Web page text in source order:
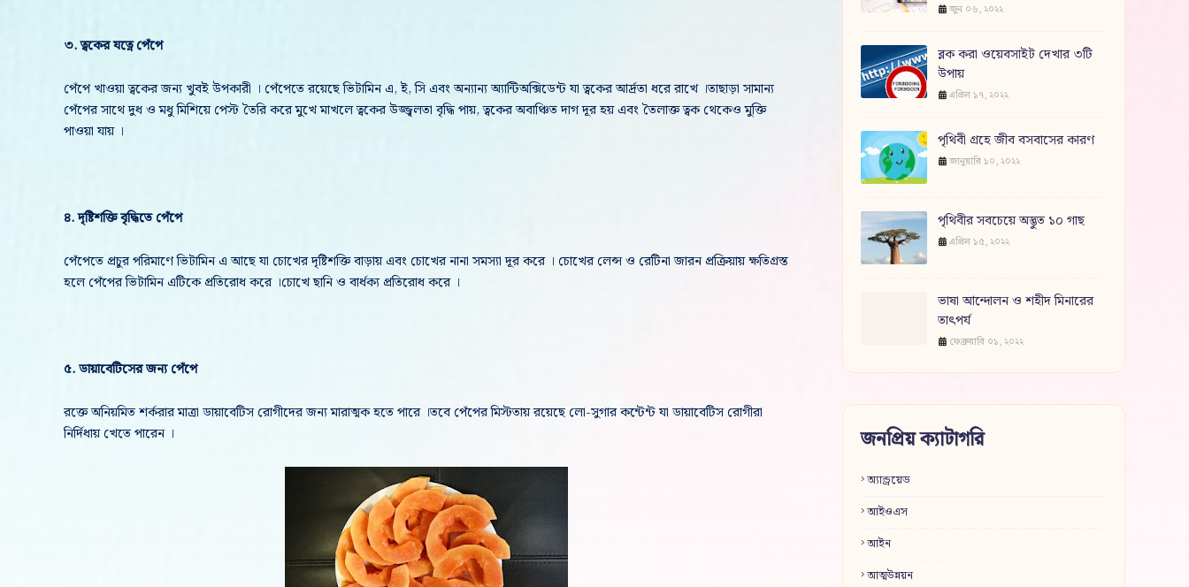
৩. ত্বকের যত্নে পেঁপে
পেঁপে খাওয়া ত্বকের জন্য খুবই উপকারী । পেঁপেতে রয়েছে ভিটামিন এ, ই, সি এবং অন্যান্য অ্যান্টিঅক্সিডেন্ট যা ত্বকের আর্দ্রতা ধরে রাখে ।তাছাড়া সামান্য
পেঁপের সাথে দুধ ও মধু মিশিয়ে পেস্ট তৈরি করে মুখে মাখলে ত্বকের উজ্জ্বলতা বৃদ্ধি পায়, ত্বকের অবাঞ্চিত দাগ দূর হয় এবং তৈলাক্ত ত্বক থেকেও মুক্তি
পাওয়া যায় ।
৪. দৃষ্টিশক্তি বৃদ্ধিতে পেঁপে
পেঁপেতে প্রচুর পরিমাণে ভিটামিন এ আছে যা চোখের দৃষ্টিশক্তি বাড়ায় এবং চোখের নানা সমস্যা দূর করে । চোখের লেন্স ও রেটিনা জারন প্রক্রিয়ায় ক্ষতিগ্রস্ত
হলে পেঁপের ভিটামিন এটিকে প্রতিরোধ করে ।চোখে ছানি ও বার্ধক্য প্রতিরোধ করে ।
৫. ডায়াবেটিসের জন্য পেঁপে
রক্তে অনিয়মিত শর্করার মাত্রা ডায়াবেটিস রোগীদের জন্য মারাত্মক হতে পারে ।তবে পেঁপের মিস্টতায় রয়েছে লো-সুগার কন্টেন্ট যা ডায়াবেটিস রোগীরা
নির্দিধায় খেতে পারেন ।
জুন ০৬, ২০২২
ব্লক করা ওয়েবসাইট দেখার ৩টি
উপায়
এপ্রিল ১৭, ২০২২
পৃথিবী গ্রহে জীব বসবাসের কারণ
জানুয়ারি ১০, ২০২২
পৃথিবীর সবচেয়ে অদ্ভুত ১০ গাছ
এপ্রিল ১৫, ২০২২
ভাষা আন্দোলন ও শহীদ মিনারের
তাৎপর্য
ফেব্রুয়ারি ০১, ২০২২
জনপ্রিয় ক্যাটাগরি
অ্যান্ড্রয়েড
আইওএস
আইন
আত্মউন্নয়ন